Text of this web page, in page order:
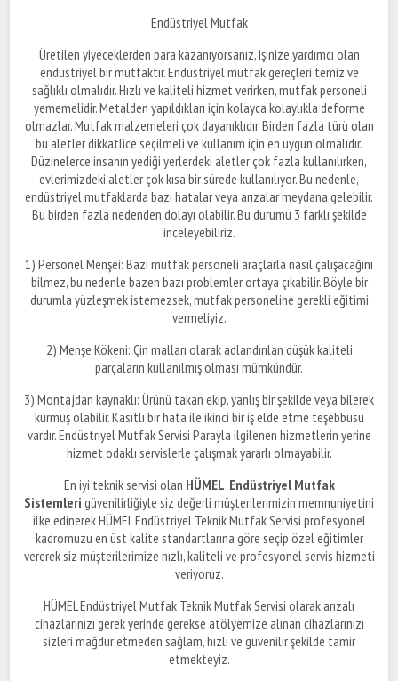
Endüstriyel Mutfak
Üretilen yiyeceklerden para kazanıyorsanız, işinize yardımcı olan
endüstriyel bir mutfaktır. Endüstriyel mutfak gereçleri temiz ve
sağlıklı olmalıdır. Hızlı ve kaliteli hizmet verirken, mutfak personeli
yememelidir. Metalden yapıldıkları için kolayca kolaylıkla deforme
olmazlar. Mutfak malzemeleri çok dayanıklıdır. Birden fazla türü olan
bu aletler dikkatlice seçilmeli ve kullanım için en uygun olmalıdır.
Düzinelerce insanın yediği yerlerdeki aletler çok fazla kullanılırken,
evlerimizdeki aletler çok kısa bir sürede kullanılıyor. Bu nedenle,
endüstriyel mutfaklarda bazı hatalar veya arızalar meydana gelebilir.
Bu birden fazla nedenden dolayı olabilir. Bu durumu 3 farklı şekilde
inceleyebiliriz.
1) Personel Menşei: Bazı mutfak personeli araçlarla nasıl çalışacağını
bilmez, bu nedenle bazen bazı problemler ortaya çıkabilir. Böyle bir
durumla yüzleşmek istemezsek, mutfak personeline gerekli eğitimi
vermeliyiz.
2) Menşe Kökeni: Çin malları olarak adlandırılan düşük kaliteli
parçaların kullanılmış olması mümkündür.
3) Montajdan kaynaklı: Ürünü takan ekip, yanlış bir şekilde veya bilerek
kurmuş olabilir. Kasıtlı bir hata ile ikinci bir iş elde etme teşebbüsü
vardır. Endüstriyel Mutfak Servisi Parayla ilgilenen hizmetlerin yerine
hizmet odaklı servislerle çalışmak yararlı olmayabilir.
En iyi teknik servisi olan HÜMEL Endüstriyel Mutfak
Sistemleri güvenilirliğiyle siz değerli müşterilerimizin memnuniyetini
ilke edinerek HÜMEL Endüstriyel Teknik Mutfak Servisi profesyonel
kadromuzu en üst kalite standartlarına göre seçip özel eğitimler
vererek siz müşterilerimize hızlı, kaliteli ve profesyonel servis hizmeti
veriyoruz.
HÜMEL Endüstriyel Mutfak Teknik Mutfak Servisi olarak arızalı
cihazlarınızı gerek yerinde gerekse atölyemize alınan cihazlarınızı
sizleri mağdur etmeden sağlam, hızlı ve güvenilir şekilde tamir
etmekteyiz.